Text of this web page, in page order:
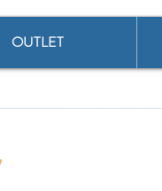
OUTLET